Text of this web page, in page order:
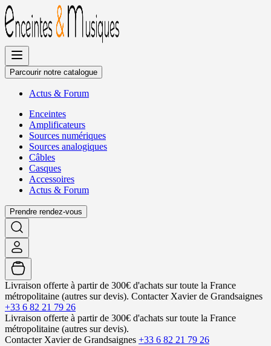
Allez
au
contenu
Parcourir notre catalogue
Actus & Forum
Enceintes
Amplificateurs
Sources numériques
Sources analogiques
Câbles
Casques
Accessoires
Actus & Forum
Prendre rendez-vous
Livraison offerte à partir de 300€ d'achats sur toute la France
métropolitaine (autres sur devis). Contacter Xavier de Grandsaignes
+33 6 82 21 79 26
Livraison offerte à partir de 300€ d'achats sur toute la France
métropolitaine (autres sur devis).
Contacter Xavier de Grandsaignes +33 6 82 21 79 26